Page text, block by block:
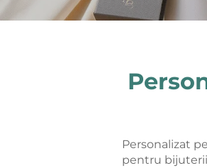
Personalizat
pentru bijuterii